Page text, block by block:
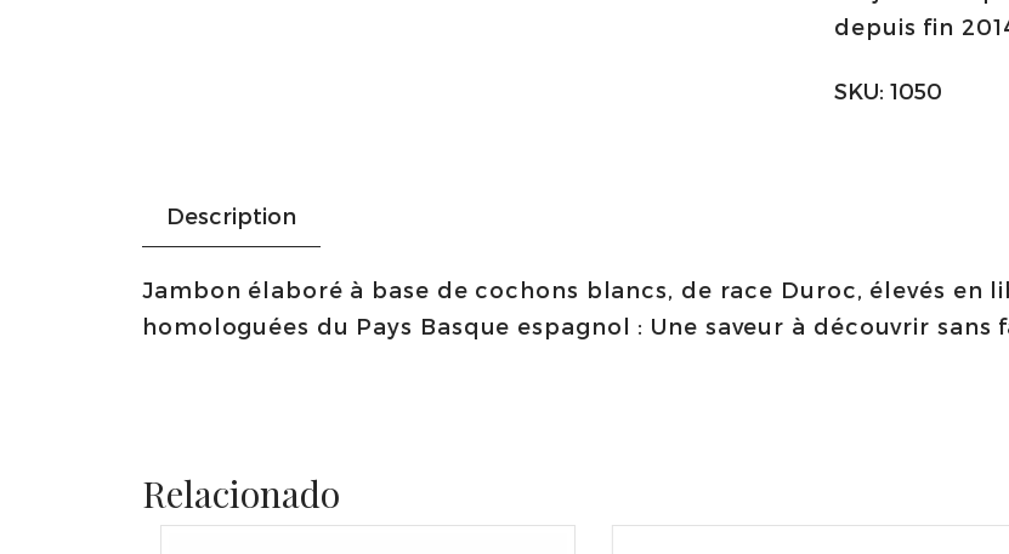
depuis fin
SKU: 1050
Description
Jambon élaboré à base de cochons blancs, de race Duroc, élevés en
homologuées du Pays Basque espagnol : Une saveur à découvrir sans
Relacionado